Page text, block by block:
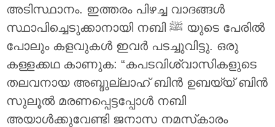
അടിസ്ഥാനം. ഇത്തരം പിഴച്ച വാദങ്ങൾ
സ്ഥാപിച്ചെടുക്കാനായി നബി ﷺ യുടെ പേരിൽ
പോലും കളവുകൾ ഇവർ പടച്ചുവിട്ടു. ഒരു
കള്ളക്കഥ കാണുക: “കപടവിശ്വാസികളുടെ
തലവനായ അബ്ദുല്ലാഹ് ബിൻ ഉബയ്യ് ബിൻ
സുലൂൽ മരണപ്പെട്ടപ്പോൾ നബി
അയാൾക്കുവേണ്ടി ജനാസ നമസ്‌കാരം